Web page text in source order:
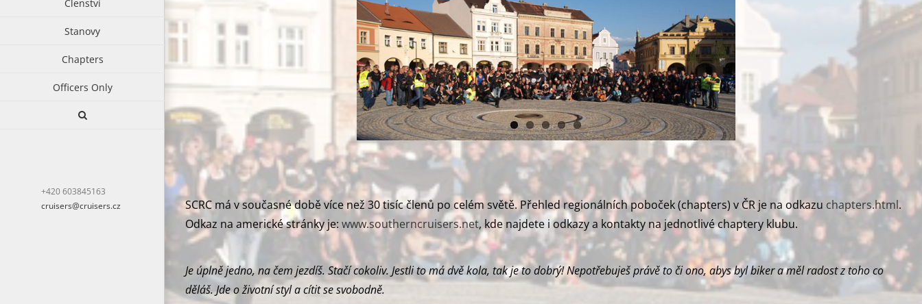
Členství
Stanovy
Chapters
Officers Only
+420 603845163
cruisers@cruisers.cz
SCRC má v současné době více než 30 tisíc členů po celém světě. Přehled regionálních poboček (chapters) v ČR je na odkazu chapters.html.
Odkaz na americké stránky je: www.southerncruisers.net, kde najdete i odkazy a kontakty na jednotlivé chaptery klubu.
Je úplně jedno, na čem jezdíš. Stačí cokoliv. Jestli to má dvě kola, tak je to dobrý! Nepotřebuješ právě to či ono, abys byl biker a měl radost z toho co
děláš. Jde o životní styl a cítit se svobodně.